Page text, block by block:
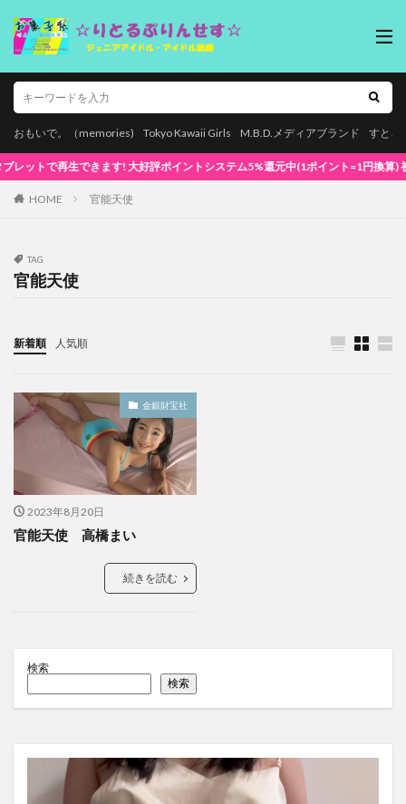
おもいで。（memories) Tokyo Kawaii Girls M.B.D.メディアブランド すとろ
ます! 大好評ポイントシステム5%還元中(1ポイント=1円換算) 初めてでも安心
HOME 官能天使
TAG
官能天使
新着順 人気順
金銀財宝社
2023年8月20日
官能天使 高橋まい
続きを読む
検索
検索